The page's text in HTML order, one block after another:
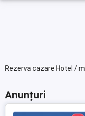
Rezerva cazare Hotel /
Anunțuri